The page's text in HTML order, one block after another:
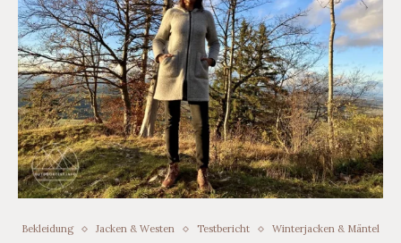
Bekleidung Jacken & Westen Testbericht Winterjacken & Mäntel